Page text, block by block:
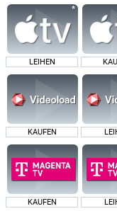
LEIHEN
KAUFEN
KAUFEN